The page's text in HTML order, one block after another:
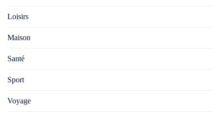
Loisirs
Maison
Santé
Sport
Voyage